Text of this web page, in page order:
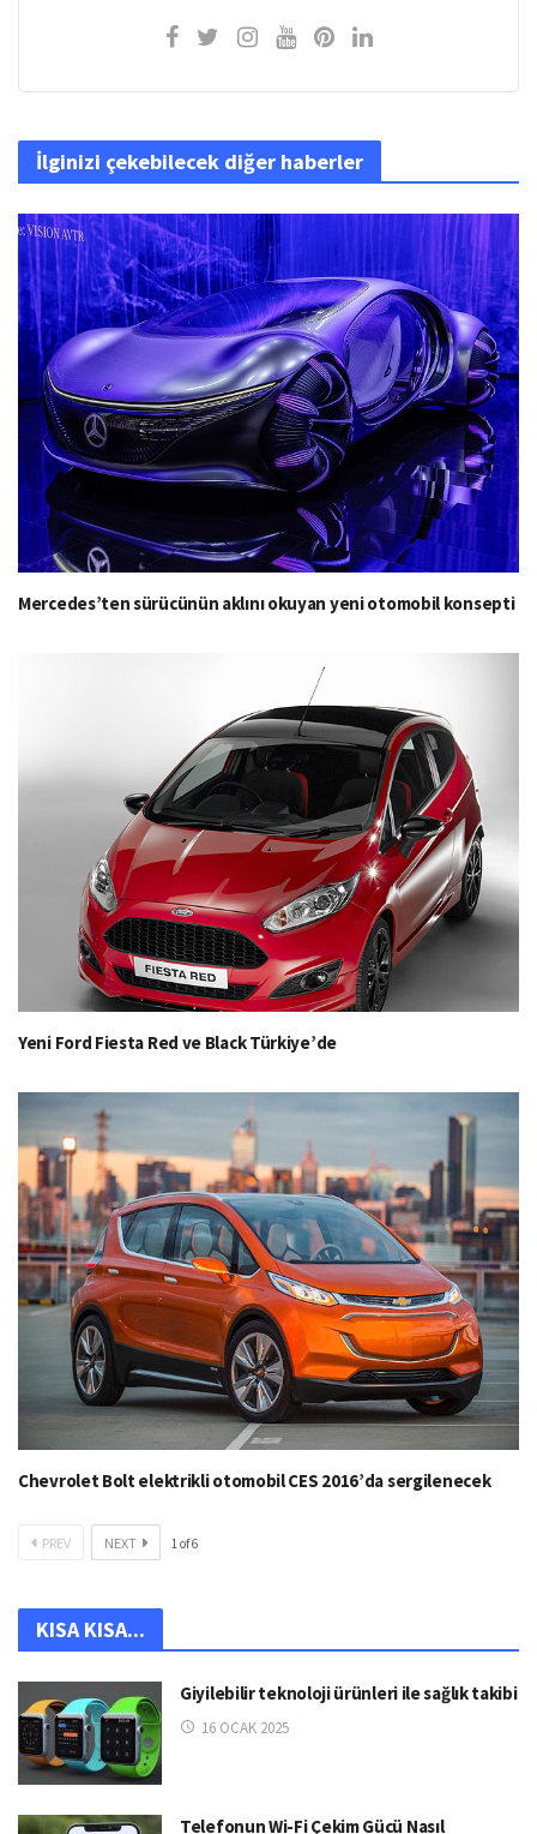
İlginizi çekebilecek diğer haberler
Mercedes’ten sürücünün aklını okuyan yeni otomobil konsepti
Yeni Ford Fiesta Red ve Black Türkiye’de
Chevrolet Bolt elektrikli otomobil CES 2016’da sergilenecek
PREV NEXT 1of6
KISA KISA...
Giyilebilir teknoloji ürünleri ile sağlık takibi
16 OCAK 2025
Telefonun Wi-Fi Çekim Gücü Nasıl